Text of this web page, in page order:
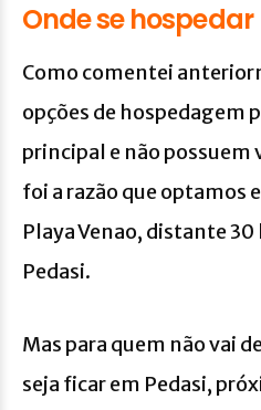
Onde se hospedar
Como comentei
opções de hospedagem
principal e não possuem
foi a razão que optamos
Playa Venao, distante
Pedasi.
Mas para quem não vai
seja ficar em Pedasi,